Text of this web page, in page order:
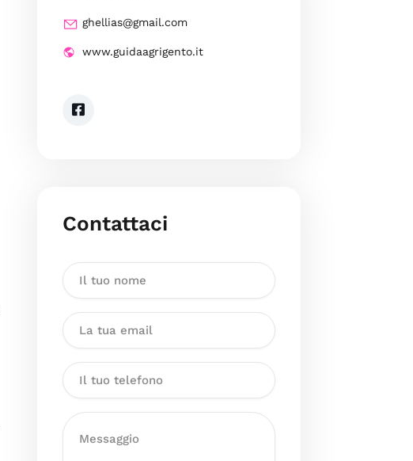
ghellias@gmail.com
www.guidaagrigento.it
Contattaci